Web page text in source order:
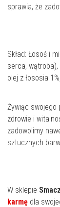
sprawia, że
Skład: Łosoś i
serca, wątroba),
olej z łososia
Żywiąc swojego
zdrowie i
zadowolimy
sztucznych
W sklepie
karmę dla